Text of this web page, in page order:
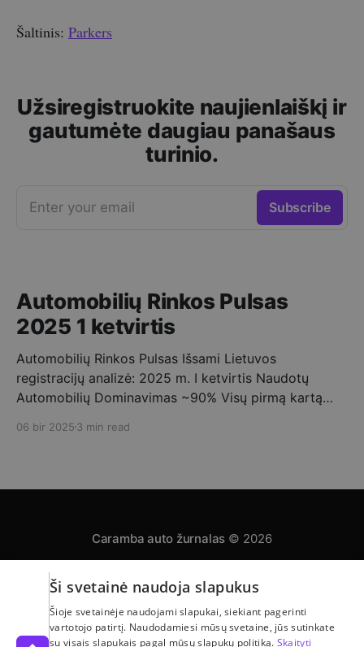
Šaltinis: Parkers
Užsiregistruokite naujienlaiškį ir
gautumėte daugiau panašaus
turinio.
Enter your email Subscribe
Automobilių Rinkos Pulsas
2025 1 ketvirtis
Automobilių Rinkos Pulsas Išsami Lietuvos
registracijų analizė: 2025 m. I ketvirtis Naudotų
Automobilių Dominavimas ~90% Visų pirmą kartą
Importo Amžius 10-15 metų – tipinis Lietuvoje
stebimas nuoseklus pirmą kartą Lietuvoje
06 bir 2025 3 min read
Caramba auto žurnalas © 2026
Privatumo politika Automobilų skelbimai
Powered by Ghost
Ši svetainė naudoja slapukus
Šioje svetainėje naudojami slapukai, siekiant pagerinti
vartotojo patirtį. Naudodamiesi mūsų svetaine, jūs sutinkate
su visais slapukais pagal mūsų slapukų politiką. Skaityti